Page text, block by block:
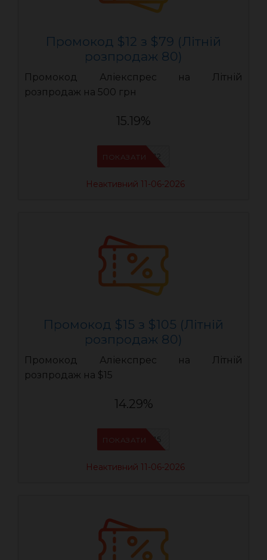
Промокод $12 з $79 (Літній
розпродаж 80)
Промокод Аліекспрес на Літній
розпродаж на 500 грн
15.19%
LR12
ПОКАЗАТИ
Неактивний 11-06-2026
Промокод $15 з $105 (Літній
розпродаж 80)
Промокод Аліекспрес на Літній
розпродаж на $15
14.29%
LR15
ПОКАЗАТИ
Неактивний 11-06-2026